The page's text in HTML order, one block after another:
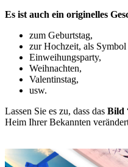
Es ist auch ein originelles
zum Geburtstag,
zur Hochzeit, als
Einweihungsparty,
Weihnachten,
Valentinstag,
usw.
Lassen Sie es zu, dass das Bild
Heim Ihrer Bekannten